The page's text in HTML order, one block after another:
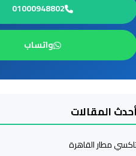
01000948802
واتساب
المقالات
مطار القاهرة